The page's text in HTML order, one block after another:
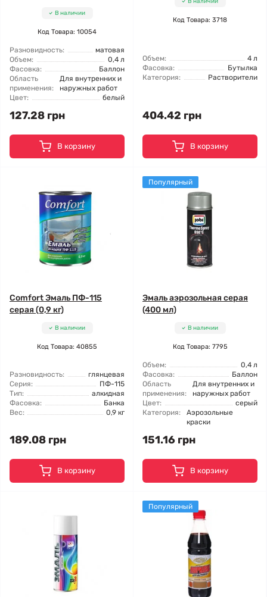
В наличии
Код Товара: 10054
Разновидность:
матовая
Объем:
0,4 л
Фасовка:
Баллон
Область
применения:
Для внутренних и
наружных работ
Цвет:
белый
127.28 грн
В корзину
Код Товара: 3718
Объем:
4 л
Фасовка:
Бутылка
Категория:
Растворители
404.42 грн
В корзину
Comfort Эмаль ПФ-115
серая (0,9 кг)
В наличии
Код Товара: 40855
Разновидность:
глянцевая
Серия:
ПФ-115
Тип:
алкидная
Фасовка:
Банка
Вес:
0,9 кг
189.08 грн
В корзину
Популярный
Эмаль аэрозольная серая
(400 мл)
В наличии
Код Товара: 7795
Объем:
0,4 л
Фасовка:
Баллон
Область
применения:
Для внутренних и
наружных работ
Цвет:
серый
Категория:
Аэрозольные
краски
151.16 грн
В корзину
Популярный